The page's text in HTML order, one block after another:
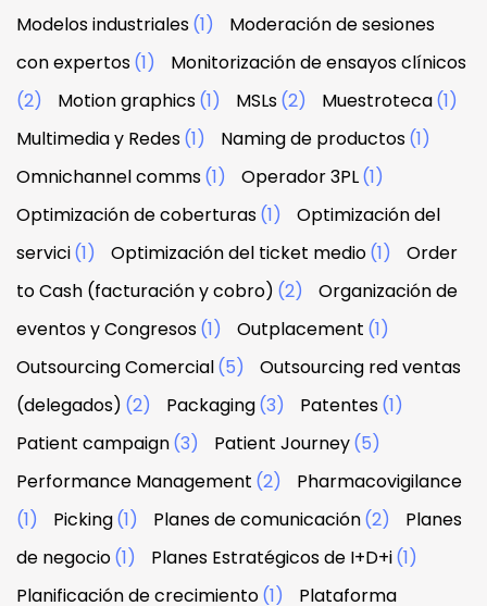
Modelos industriales(1)
Moderación de sesiones
con expertos(1)
Monitorización de ensayos clínicos
(2)
Motion graphics(1) MSLs(2) Muestroteca(1)
Multimedia y Redes(1) Naming de productos(1)
Omnichannel comms(1) Operador 3PL(1)
Optimización de coberturas(1)
Optimización del
servici(1) Optimización del ticket medio(1)
Order
to Cash (facturación y cobro) (2)
Organización de
eventos y Congresos(1) Outplacement (1)
Outsourcing Comercial(5)
Outsourcing red ventas
(delegados) (2) Packaging(3) Patentes(1)
Patient campaign(3) Patient Journey(5)
Performance Management (2)
Pharmacovigilance
(1)
Picking(1) Planes de comunicación(2)
Planes
de negocio(1) Planes Estratégicos de I+D+i(1)
Planificación de crecimiento(1) Plataforma